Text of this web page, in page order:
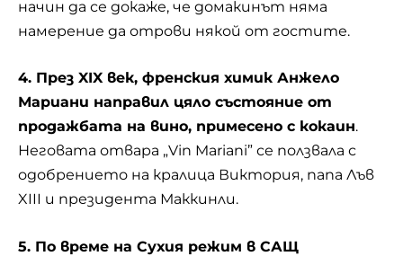
начин да се докаже, че домакинът няма
намерение да отрови някой от гостите.
4. През XIX век, френския химик Анжело
Мариани направил цяло състояние от
продажбата на вино, примесено с кокаин.
Неговата отвара „Vin Mariani” се ползвала с
одобрението на кралица Виктория, папа Лъв
XIII и президента Маккинли.
5. По време на Сухия режим в САЩ